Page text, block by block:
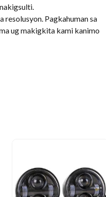
resolusyon. Pagkahuman sa
ug makigkita kami kanimo